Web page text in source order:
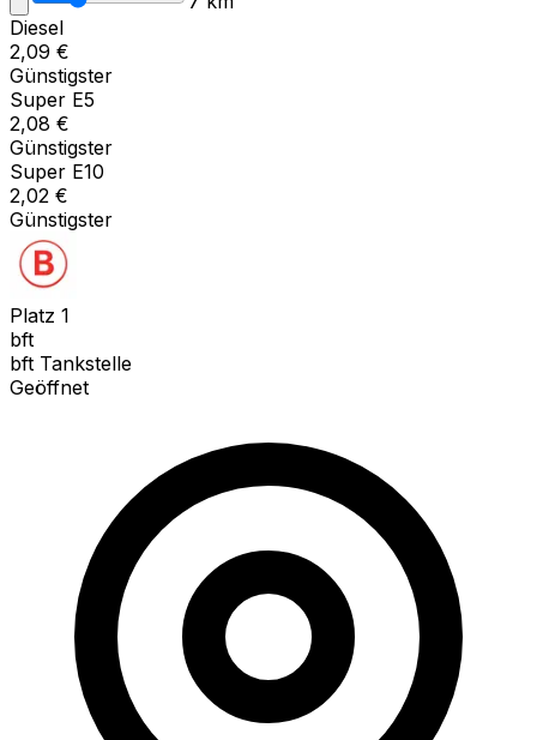
Diesel
2,09 €
Günstigster
Super E5
2,08 €
Günstigster
Super E10
2,02 €
Günstigster
Platz 1
bft
bft Tankstelle
Geöffnet